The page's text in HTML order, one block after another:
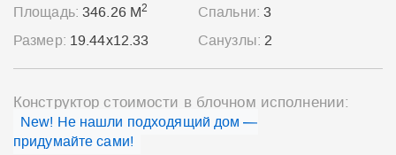
Площадь:346.26 М2
Размер: 19.44x12.33
Спальни:3
Санузлы:2
Конструктор стоимости в блочном исполнении:
New! Не нашли подходящий дом —
придумайте сами!